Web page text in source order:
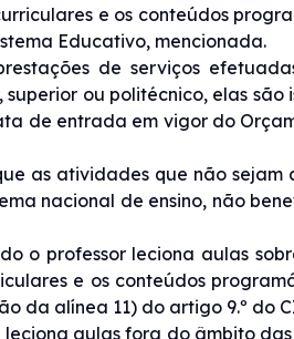
e os conteúdos
Educativo, mencionada.
de serviços
superior ou politécnico, elas
de entrada em vigor do
as atividades que não
nacional de ensino, não
o professor leciona aulas
e os conteúdos
da alínea 11) do artigo 9.º do
leciona aulas fora do âmbito